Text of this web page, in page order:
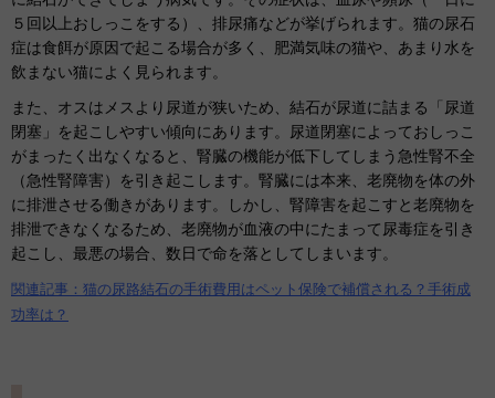
５回以上おしっこをする）、排尿痛などが挙げられます。猫の尿石
症は食餌が原因で起こる場合が多く、肥満気味の猫や、あまり水を
飲まない猫によく見られます。
また、オスはメスより尿道が狭いため、結石が尿道に詰まる「尿道
閉塞」を起こしやすい傾向にあります。尿道閉塞によっておしっこ
がまったく出なくなると、腎臓の機能が低下してしまう急性腎不全
（急性腎障害）を引き起こします。腎臓には本来、老廃物を体の外
に排泄させる働きがあります。しかし、腎障害を起こすと老廃物を
排泄できなくなるため、老廃物が血液の中にたまって尿毒症を引き
起こし、最悪の場合、数日で命を落としてしまいます。
関連記事：猫の尿路結石の手術費用はペット保険で補償される？手術成
功率は？